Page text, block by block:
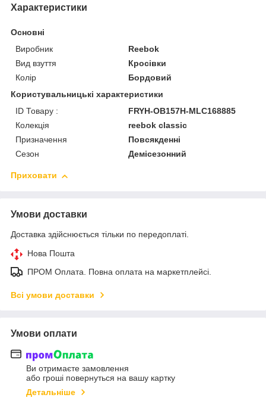
Характеристики
Основні
Виробник
Reebok
Вид взуття
Кросівки
Колір
Бордовий
Користувальницькі характеристики
ID Товару :
FRYH-OB157H-MLC168885
Колекція
reebok classic
Призначення
Повсякденні
Сезон
Демісезонний
Приховати
Умови доставки
Доставка здійснюється тільки по передоплаті.
Нова Пошта
ПРОМ Оплата. Повна оплата на маркетплейсі.
Всі умови доставки
Умови оплати
Ви отримаєте замовлення
або гроші повернуться на вашу картку
Детальніше